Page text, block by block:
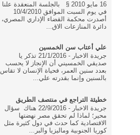
16 مايو 2010 § بالجلسة المنعقدة علنا
في يوم السبت الموافق 10/4/2010
أصدرت محكمة القضاء الإداري المصري،
دائرة المنازعات الاق...
علي أعتاب سن الخمسين
جريدة الاخبار - 21/1/2016 تذكر يا
صديقي الخمسيني أن الإنجاز لا يحسب
بعدد سنين العمر، فحياة الإنسان لا تقاس
بالسنين وإنما بقدرته علي...
خطيئة التراجع في منتصف الطريق
جريدة الاخبار - 22/9/2016 هناك سؤال
محير؛ لماذا لم تحقق مصر نهضتها
الاقتصادية كما حدث في دول كثيرة مثل
كوريا الجنوبية وماليزيا والبر...